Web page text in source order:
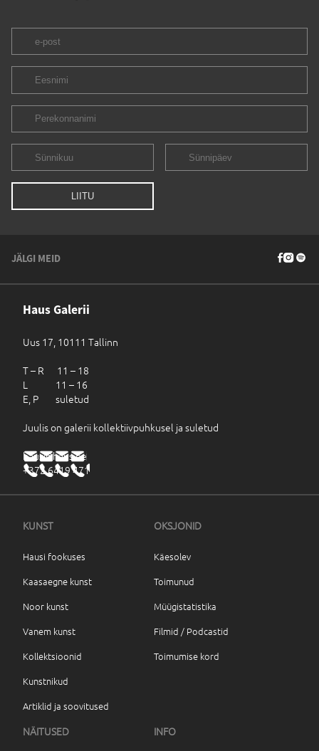
JÄLGI MEID
Haus Galerii
Uus 17, 10111 Tallinn
T – R 11 – 18
L 11 – 16
E, P suletud
Juulis on galerii kollektiivpuhkusel ja suletud
haus@haus.ee
+372 6419 471
KUNST
Hausi fookuses
Kaasaegne kunst
Noor kunst
Vanem kunst
Kollektsioonid
Kunstnikud
Artiklid ja soovitused
OKSJONID
Käesolev
Toimunud
Müügistatistika
Filmid / Podcastid
Toimumise kord
NÄITUSED INFO